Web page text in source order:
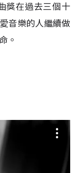
獎在過去三個十
音樂的人繼續做
。